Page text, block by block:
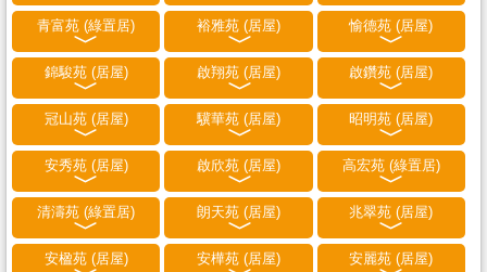
青富苑 (綠置居) 裕雅苑 (居屋) 愉德苑 (居屋)
錦駿苑 (居屋) 啟翔苑 (居屋) 啟鑽苑 (居屋)
冠山苑 (居屋) 驥華苑 (居屋) 昭明苑 (居屋)
安秀苑 (居屋) 啟欣苑 (居屋) 高宏苑 (綠置居)
清濤苑 (綠置居) 朗天苑 (居屋) 兆翠苑 (居屋)
安楹苑 (居屋) 安樺苑 (居屋) 安麗苑 (居屋)